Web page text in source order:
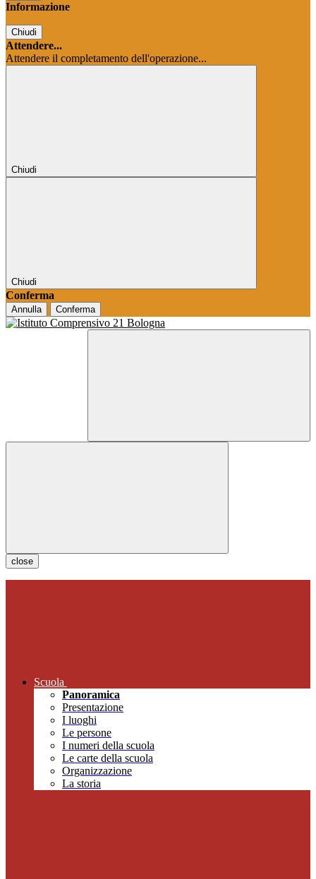
Informazione
Chiudi
Attendere...
Attendere il completamento dell'operazione...
Chiudi
Chiudi
Conferma
Annulla Conferma
close
Scuola
Panoramica
Presentazione
I luoghi
Le persone
I numeri della scuola
Le carte della scuola
Organizzazione
La storia